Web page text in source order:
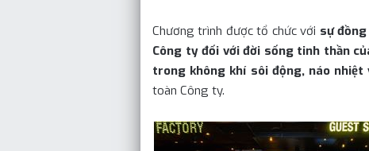
Chương trình được tổ chức với sự
Công ty đối với đời sống tinh thần
trong không khí sôi động, náo nhiệt
toàn Công ty.